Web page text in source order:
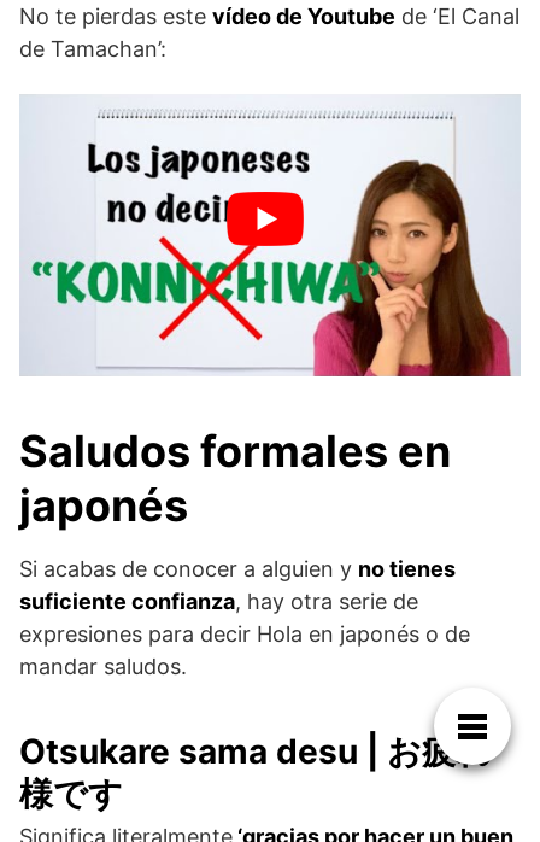
No te pierdas este vídeo de Youtube de ‘El Canal
de Tamachan’:
Saludos formales en
japonés
Si acabas de conocer a alguien y no tienes
suficiente confianza, hay otra serie de
expresiones para decir Hola en japonés o de
mandar saludos.
Otsukare sama desu | お疲れ
様です
Significa literalmente ‘gracias por hacer un buen